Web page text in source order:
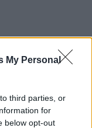
My Personal
third parties, or
for
below opt-out